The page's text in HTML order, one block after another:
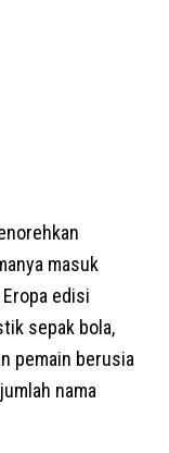
masuk
edisi
sepak bola,
pemain berusia
nama